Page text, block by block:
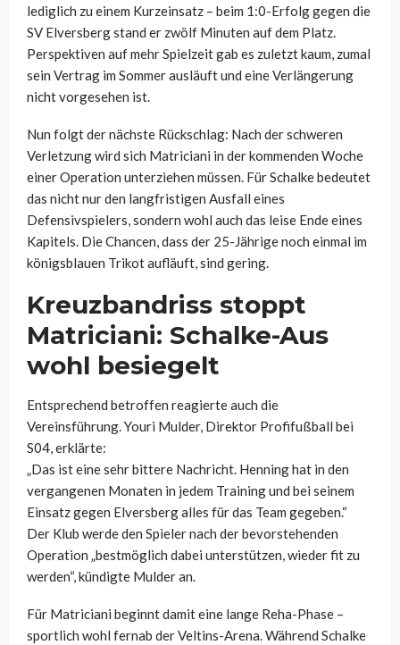
lediglich zu einem Kurzeinsatz – beim 1:0-Erfolg gegen die
SV Elversberg stand er zwölf Minuten auf dem Platz.
Perspektiven auf mehr Spielzeit gab es zuletzt kaum, zumal
sein Vertrag im Sommer ausläuft und eine Verlängerung
nicht vorgesehen ist.
Nun folgt der nächste Rückschlag: Nach der schweren
Verletzung wird sich Matriciani in der kommenden Woche
einer Operation unterziehen müssen. Für Schalke bedeutet
das nicht nur den langfristigen Ausfall eines
Defensivspielers, sondern wohl auch das leise Ende eines
Kapitels. Die Chancen, dass der 25-Jährige noch einmal im
königsblauen Trikot aufläuft, sind gering.
Kreuzbandriss stoppt
Matriciani: Schalke-Aus
wohl besiegelt
Entsprechend betroffen reagierte auch die
Vereinsführung. Youri Mulder, Direktor Profifußball bei
S04, erklärte:
„Das ist eine sehr bittere Nachricht. Henning hat in den
vergangenen Monaten in jedem Training und bei seinem
Einsatz gegen Elversberg alles für das Team gegeben.“
Der Klub werde den Spieler nach der bevorstehenden
Operation „bestmöglich dabei unterstützen, wieder fit zu
werden“, kündigte Mulder an.
Für Matriciani beginnt damit eine lange Reha-Phase –
sportlich wohl fernab der Veltins-Arena. Während Schalke